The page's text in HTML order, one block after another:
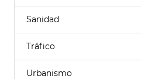
Sanidad
Tráfico
Urbanismo